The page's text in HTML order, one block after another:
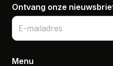
Ontvang onze
Menu